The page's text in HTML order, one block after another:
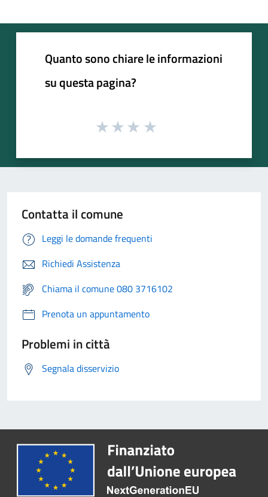
Quanto sono chiare le informazioni
su questa pagina?
Contatta il comune
Leggi le domande frequenti
Richiedi Assistenza
Chiama il comune 080 3716102
Prenota un appuntamento
Problemi in città
Segnala disservizio